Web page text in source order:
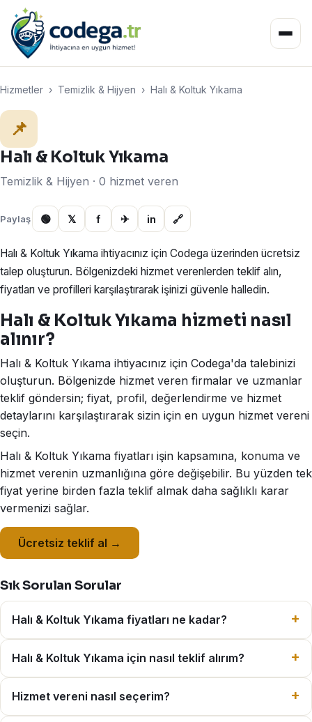
Hizmetler › Temizlik & Hijyen › Halı & Koltuk Yıkama
📌
Halı & Koltuk Yıkama
Temizlik & Hijyen · 0 hizmet veren
Paylaş 🟢 𝕏 f ✈ in 🔗
Halı & Koltuk Yıkama ihtiyacınız için Codega üzerinden ücretsiz
talep oluşturun. Bölgenizdeki hizmet verenlerden teklif alın,
fiyatları ve profilleri karşılaştırarak işinizi güvenle halledin.
Halı & Koltuk Yıkama hizmeti nasıl
alınır?
Halı & Koltuk Yıkama ihtiyacınız için Codega'da talebinizi
oluşturun. Bölgenizde hizmet veren firmalar ve uzmanlar
teklif göndersin; fiyat, profil, değerlendirme ve hizmet
detaylarını karşılaştırarak sizin için en uygun hizmet vereni
seçin.
Halı & Koltuk Yıkama fiyatları işin kapsamına, konuma ve
hizmet verenin uzmanlığına göre değişebilir. Bu yüzden tek
fiyat yerine birden fazla teklif almak daha sağlıklı karar
vermenizi sağlar.
Ücretsiz teklif al →
Sık Sorulan Sorular
Halı & Koltuk Yıkama fiyatları ne kadar?
Halı & Koltuk Yıkama için nasıl teklif alırım?
Hizmet vereni nasıl seçerim?